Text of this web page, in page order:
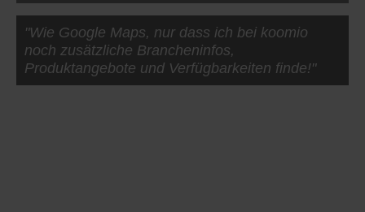
"Wie Google Maps, nur dass ich bei koomio
noch zusätzliche Brancheninfos,
Produktangebote und Verfügbarkeiten finde!"